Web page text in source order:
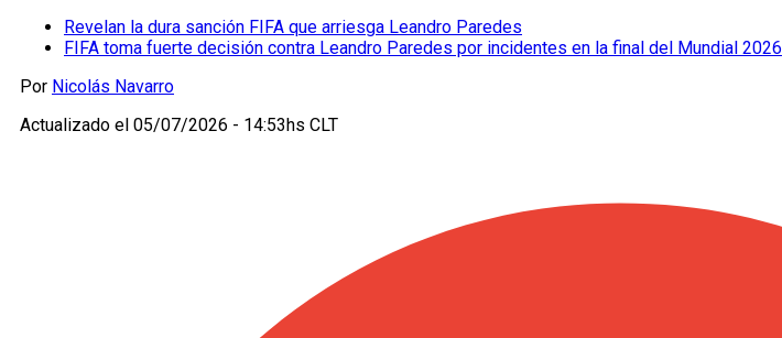
Revelan la dura sanción FIFA que arriesga Leandro Paredes
FIFA toma fuerte decisión contra Leandro Paredes por incidentes en la final del Mundial 2026
Por Nicolás Navarro
Actualizado el 05/07/2026 - 14:53hs CLT